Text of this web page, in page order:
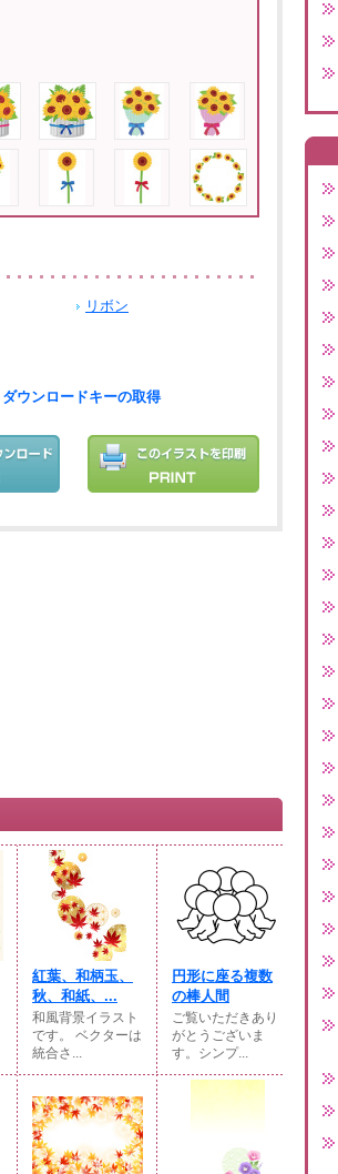
リボン
ダウンロードキーの取得
紅葉、和柄玉、
秋、和紙、...
和風背景イラスト
です。 ベクターは
統合さ...
円形に座る複数
の棒人間
ご覧いただきあり
がとうございま
す。シンプ...